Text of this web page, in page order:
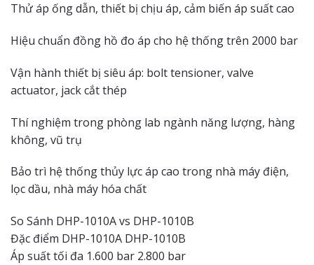
Thử áp ống dẫn, thiết bị chịu áp, cảm biến áp suất cao
Hiệu chuẩn đồng hồ đo áp cho hệ thống trên 2000 bar
Vận hành thiết bị siêu áp: bolt tensioner, valve
actuator, jack cắt thép
Thí nghiệm trong phòng lab ngành năng lượng, hàng
không, vũ trụ
Bảo trì hệ thống thủy lực áp cao trong nhà máy điện,
lọc dầu, nhà máy hóa chất
So Sánh DHP-1010A vs DHP-1010B
Đặc điểm DHP-1010A DHP-1010B
Áp suất tối đa 1.600 bar 2.800 bar